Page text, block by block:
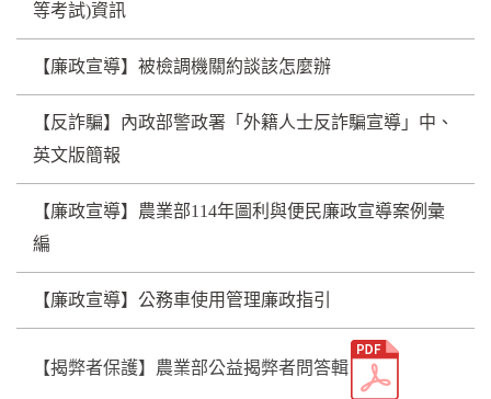
等考試)資訊
【廉政宣導】被檢調機關約談該怎麼辦
【反詐騙】內政部警政署「外籍人士反詐騙宣導」中、
英文版簡報
【廉政宣導】農業部114年圖利與便⺠廉政宣導案例彙
編
【廉政宣導】公務車使用管理廉政指引
【揭弊者保護】農業部公益揭弊者問答輯